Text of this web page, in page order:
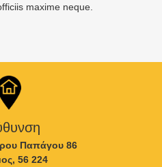
maxime neque.
Παπάγου 86
56 224